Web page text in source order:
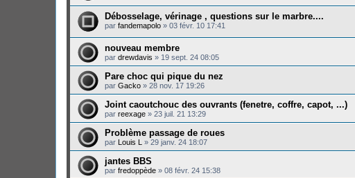
Débosselage, vérinage , questions sur le marbre....
par fandemapolo » 03 févr. 10 17:41
nouveau membre
par drewdavis » 19 sept. 24 08:05
Pare choc qui pique du nez
par Gacko » 28 nov. 17 19:26
Joint caoutchouc des ouvrants (fenetre, coffre, capot, ...)
par reexage » 23 juil. 21 13:29
Problème passage de roues
par Louis L » 29 janv. 24 18:07
jantes BBS
par fredoppède » 08 févr. 24 15:38